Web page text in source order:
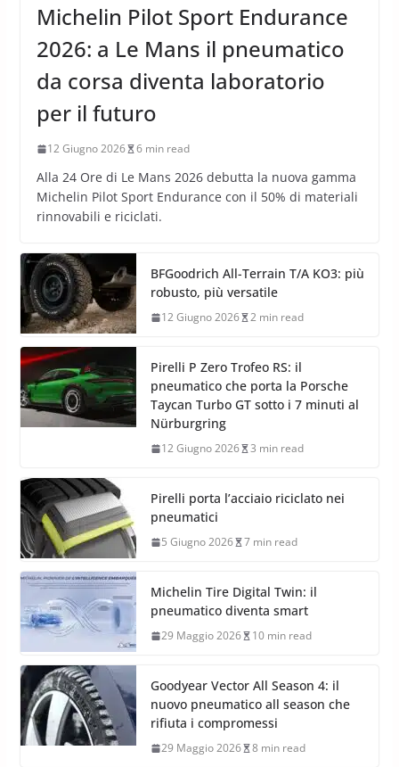
Michelin Pilot Sport Endurance
2026: a Le Mans il pneumatico
da corsa diventa laboratorio
per il futuro
12 Giugno 2026 6 min read
Alla 24 Ore di Le Mans 2026 debutta la nuova gamma
Michelin Pilot Sport Endurance con il 50% di materiali
rinnovabili e riciclati.
BFGoodrich All-Terrain T/A KO3: più
robusto, più versatile
12 Giugno 2026 2 min read
Pirelli P Zero Trofeo RS: il
pneumatico che porta la Porsche
Taycan Turbo GT sotto i 7 minuti al
Nürburgring
12 Giugno 2026 3 min read
Pirelli porta l’acciaio riciclato nei
pneumatici
5 Giugno 2026 7 min read
Michelin Tire Digital Twin: il
pneumatico diventa smart
29 Maggio 2026 10 min read
Goodyear Vector All Season 4: il
nuovo pneumatico all season che
rifiuta i compromessi
29 Maggio 2026 8 min read